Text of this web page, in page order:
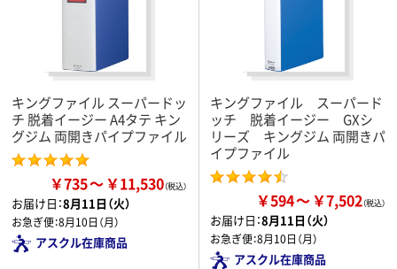
キングファイル スーパードッ
チ 脱着イージー A4タテ キン
グジム 両開きパイプファイル
￥735 ￥11,530
お届け日：8月11日（火）
お急ぎ便：8月10日（月）
アスクル在庫商品
キングファイル スーパード
ッチ 脱着イージー GXシ
リーズ キングジム 両開きパ
イプファイル
￥594 ￥7,502
お届け日：8月11日（火）
お急ぎ便：8月10日（月）
アスクル在庫商品